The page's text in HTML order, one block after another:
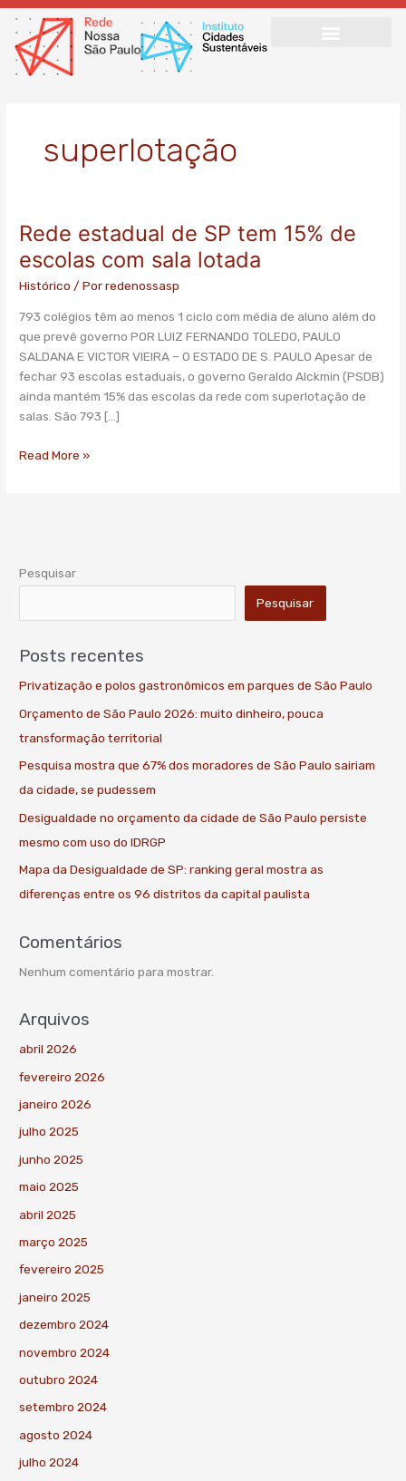
Ir
para
conteúdo
superlotação
Rede estadual de SP tem 15% de
escolas com sala lotada
Histórico / Porredenossasp
793 colégios têm ao menos 1 ciclo com média de aluno além do
que prevê governo POR LUIZ FERNANDO TOLEDO, PAULO
SALDANA E VICTOR VIEIRA – O ESTADO DE S. PAULO Apesar de
fechar 93 escolas estaduais, o governo Geraldo Alckmin (PSDB)
ainda mantém 15% das escolas da rede com superlotação de
salas. São 793 […]
Rede
estadual
de
SP
escolas
Read More »
Pesquisar
Pesquisar
Posts recentes
Privatização e polos gastronômicos em parques de São Paulo
Orçamento de São Paulo 2026: muito dinheiro, pouca
transformação territorial
Pesquisa mostra que 67% dos moradores de São Paulo sairiam
da cidade, se pudessem
Desigualdade no orçamento da cidade de São Paulo persiste
mesmo com uso do IDRGP
Mapa da Desigualdade de SP: ranking geral mostra as
diferenças entre os 96 distritos da capital paulista
Comentários
Nenhum comentário para mostrar.
Arquivos
abril 2026
fevereiro 2026
janeiro 2026
julho 2025
junho 2025
maio 2025
abril 2025
março 2025
fevereiro 2025
janeiro 2025
dezembro 2024
novembro 2024
outubro 2024
setembro 2024
agosto 2024
julho 2024